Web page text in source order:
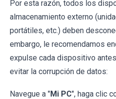
Por esta razón, todos los
almacenamiento externo
portátiles, etc.) deben
embargo, le recomendamos
expulse cada dispositivo
evitar la corrupción de datos:
Navegue a "Mi PC", haga clic